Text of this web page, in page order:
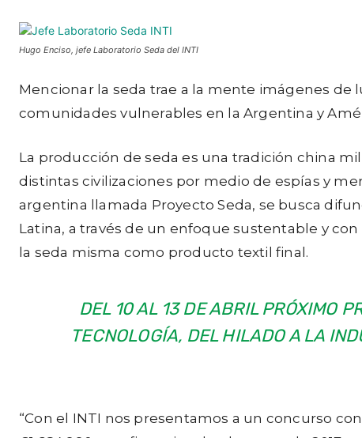
Hugo Enciso, jefe Laboratorio Seda del INTI
Mencionar la seda trae a la mente imágenes de
comunidades vulnerables en la Argentina y
La producción de seda es una tradición china
distintas civilizaciones por medio de espías y
argentina llamada Proyecto Seda, se busca
Latina, a través de un enfoque sustentable y
la seda misma como producto textil final.
DEL 10 AL 13 DE ABRIL PRÓXIMO
TECNOLOGÍA, DEL HILADO A LA
“Con el INTI nos presentamos a un concurso